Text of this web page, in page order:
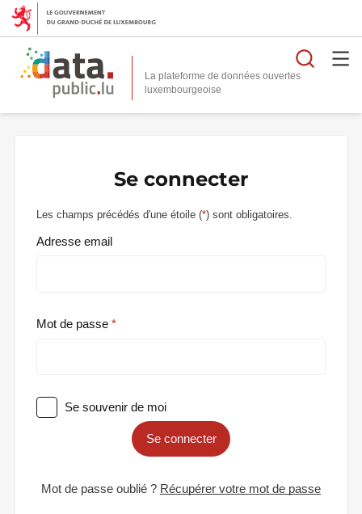
La plateforme de données ouvertes
Se connecter
Les champs précédés d'une étoile (*) sont obligatoires.
Adresse email
Mot de passe
Se souvenir de moi
Se connecter
Mot de passe oublié ? Récupérer votre mot de passe